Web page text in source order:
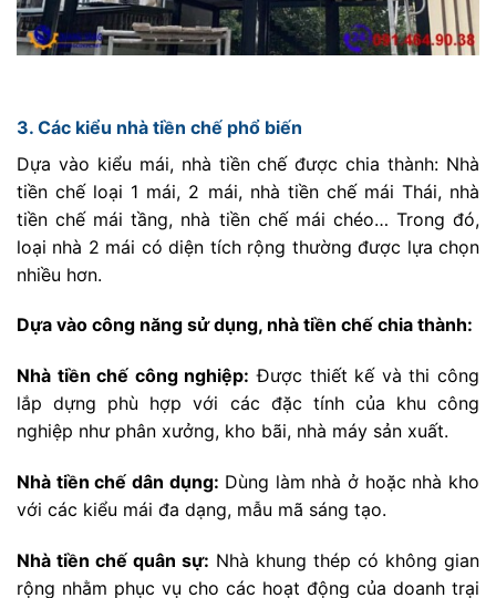
3. Các kiểu nhà tiền chế phổ biến
Dựa vào kiểu mái, nhà tiền chế được chia thành: Nhà
tiền chế loại 1 mái, 2 mái, nhà tiền chế mái Thái, nhà
tiền chế mái tầng, nhà tiền chế mái chéo… Trong đó,
loại nhà 2 mái có diện tích rộng thường được lựa chọn
nhiều hơn.
Dựa vào công năng sử dụng, nhà tiền chế chia thành:
Nhà tiền chế công nghiệp: Được thiết kế và thi công
lắp dựng phù hợp với các đặc tính của khu công
nghiệp như phân xưởng, kho bãi, nhà máy sản xuất.
Nhà tiền chế dân dụng: Dùng làm nhà ở hoặc nhà kho
với các kiểu mái đa dạng, mẫu mã sáng tạo.
Nhà tiền chế quân sự: Nhà khung thép có không gian
rộng nhằm phục vụ cho các hoạt động của doanh trại